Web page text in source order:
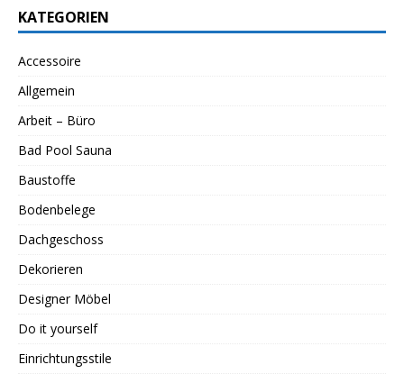
KATEGORIEN
Accessoire
Allgemein
Arbeit – Büro
Bad Pool Sauna
Baustoffe
Bodenbelege
Dachgeschoss
Dekorieren
Designer Möbel
Do it yourself
Einrichtungsstile